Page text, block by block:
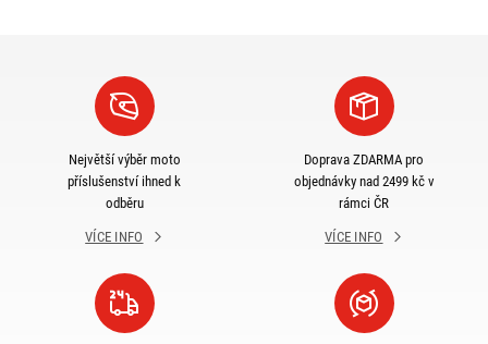
Největší výběr moto
příslušenství ihned k
odběru
VÍCE INFO
Doprava ZDARMA pro
objednávky nad 2499 kč v
rámci ČR
VÍCE INFO